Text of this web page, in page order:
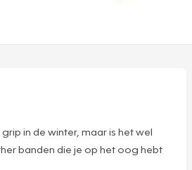
in de winter, maar is het wel
banden die je op het oog hebt